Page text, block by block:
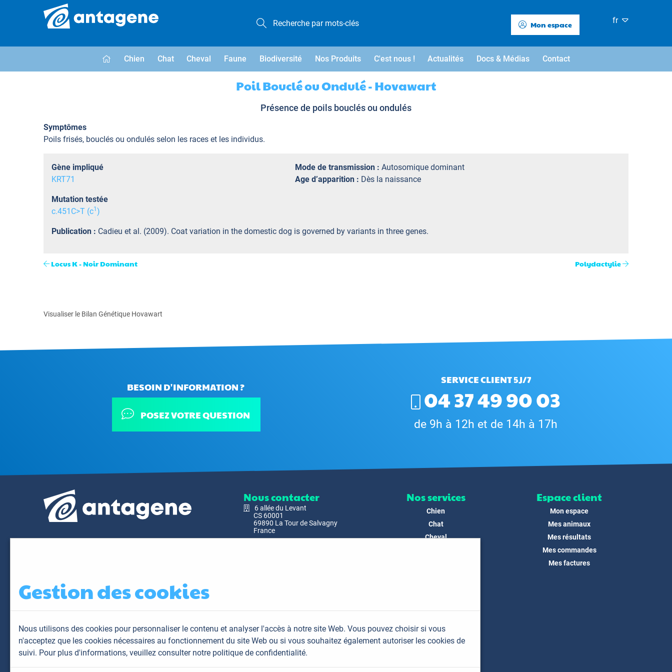
Mon espace fr
Chien Chat Cheval Faune Biodiversité Nos Produits C'est nous ! Actualités Docs & Médias Contact
Poil Bouclé ou Ondulé - Hovawart
Présence de poils bouclés ou ondulés
Symptômes
Poils frisés, bouclés ou ondulés selon les races et les individus.
Gène impliqué
KRT71
Mutation testée
c.451C>T (c1 )
Mode de transmission : Autosomique dominant
Age d’apparition : Dès la naissance
Publication : Cadieu et al. (2009). Coat variation in the domestic dog is governed by variants in three genes.
Locus K - Noir Dominant Polydactylie
Visualiser le Bilan Génétique Hovawart
BESOIN D'INFORMATION ?
POSEZ VOTRE QUESTION
SERVICE CLIENT 5J/7
04 37 49 90 03
de 9h à 12h et de 14h à 17h
Nous contacter
6 allée du Levant
CS 60001
69890 La Tour de Salvagny
France
Nos services
Chien
Chat
Cheval
FAQ
Contact
Espace client
Mon espace
Mes animaux
Mes résultats
Mes commandes
Mes factures
Gestion des cookies
Nous utilisons des cookies pour personnaliser le contenu et analyser l'accès à notre site Web. Vous pouvez choisir si vous
n'acceptez que les cookies nécessaires au fonctionnement du site Web ou si vous souhaitez également autoriser les cookies de
suivi. Pour plus d'informations, veuillez consulter notre politique de confidentialité.